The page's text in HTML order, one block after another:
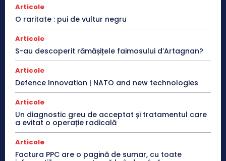
Articole
O raritate : pui de vultur negru
Articole
S-au descoperit rămășițele faimosului d’Artagnan?
Articole
Defence Innovation | NATO and new technologies
Articole
Un diagnostic greu de acceptat și tratamentul care
a evitat o operație radicală
Articole
Factura PPC are o pagină de sumar, cu toate